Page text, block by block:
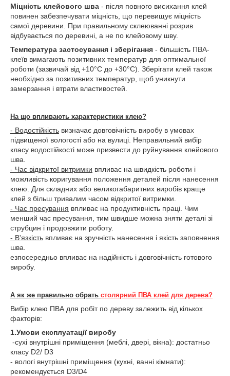
Міцність клейового шва - після повного висихання клей
повинен забезпечувати міцність, що перевищує міцність
самої деревини. При правильному склеюванні розрив
відбувається по деревині, а не по клейовому шву.
Температура застосування і зберігання - більшість ПВА-
клеїв вимагають позитивних температур для оптимальної
роботи (зазвичай від +10°C до +30°C). Зберігати клей також
необхідно за позитивних температур, щоб уникнути
замерзання і втрати властивостей.
На що впливають характеристики клею?
- Водостійкість визначає довговічність виробу в умовах
підвищеної вологості або на вулиці. Неправильний вибір
класу водостійкості може призвести до руйнування клейового
шва.
- Час відкритої витримки впливає на швидкість роботи і
можливість коригування положення деталей після нанесення
клею. Для складних або великогабаритних виробів краще
клей з більш тривалим часом відкритої витримки.
- Час пресування впливає на продуктивність праці. Чим
менший час пресування, тим швидше можна зняти деталі зі
струбцин і продовжити роботу.
- В'язкість впливає на зручність нанесення і якість заповнення
шва.
езпосередньо впливає на надійність і довговічність готового
виробу.
А як же правильно обрать столярний ПВА клей для дерева?
Вибір клею ПВА для робіт по дереву залежить від кількох
факторів:
1.Умови експлуатації виробу
-сухі внутрішні приміщення (меблі, двері, вікна): достатньо
класу D2/ D3
- вологі внутрішні приміщення (кухні, ванні кімнати):
рекомендується D3/D4